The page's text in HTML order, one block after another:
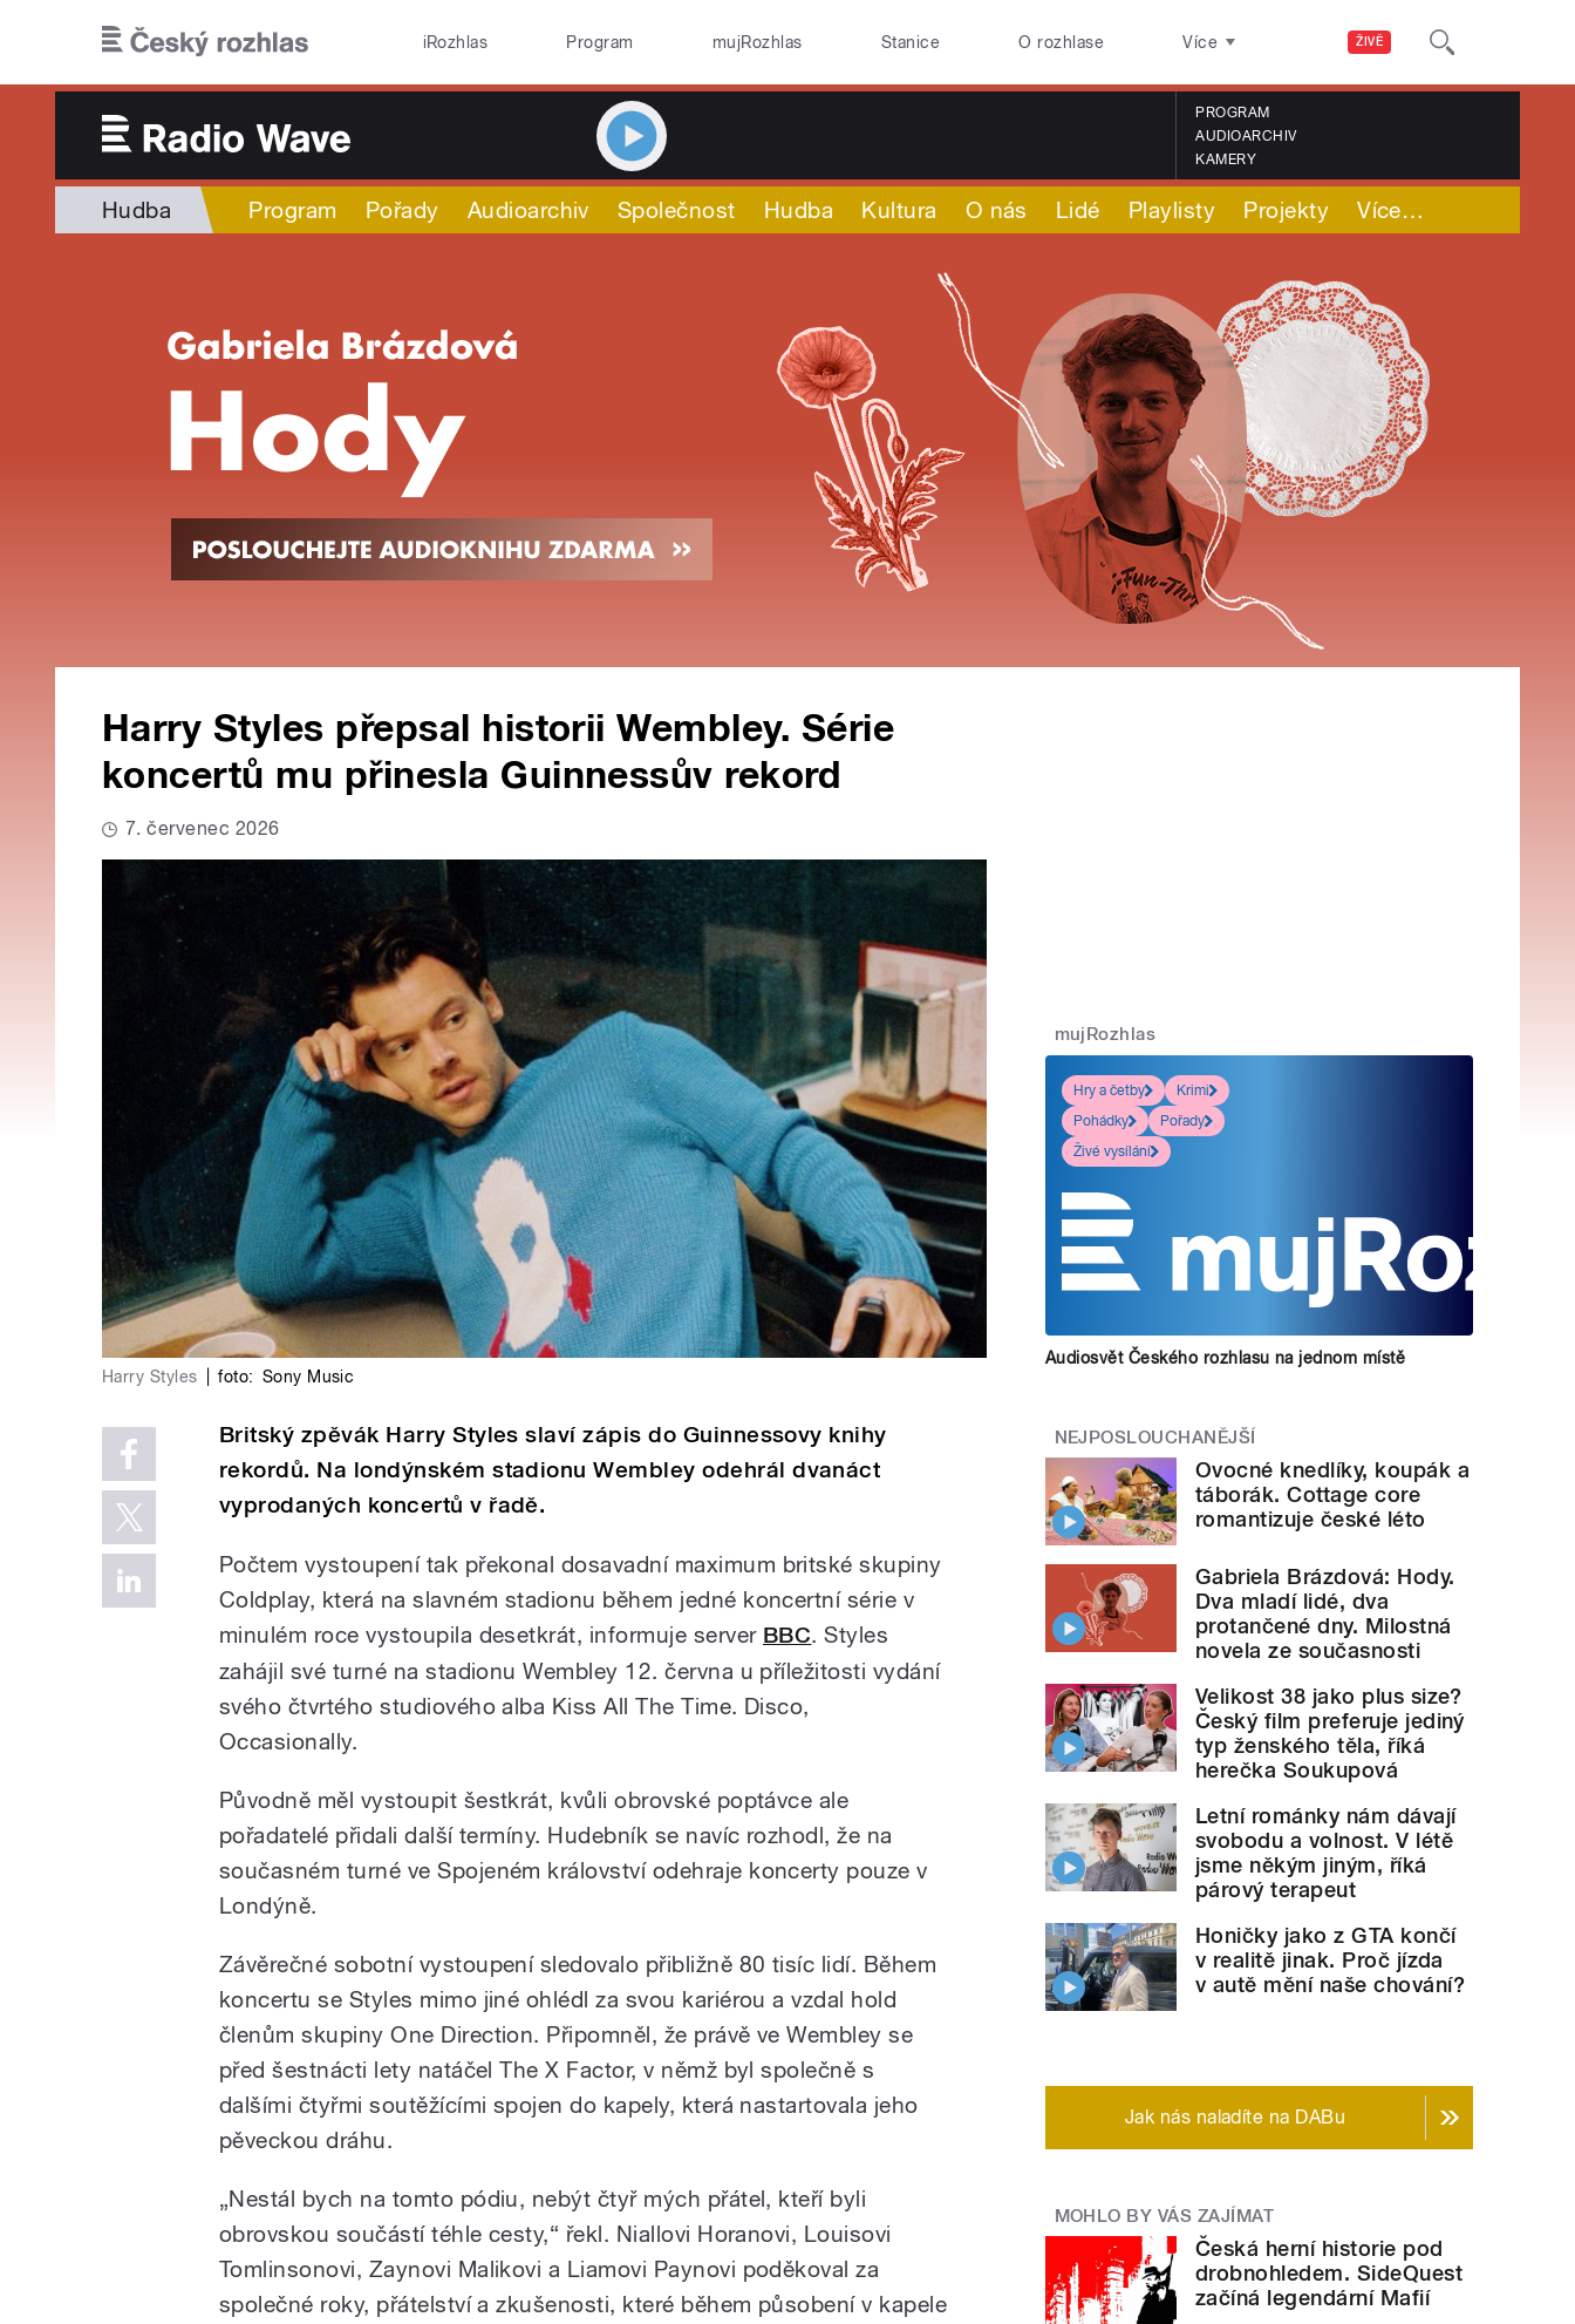
ŽIVĚ
iRozhlas Program mujRozhlas Stanice O rozhlase Více
PROGRAM
AUDIOARCHIV
KAMERY
Hudba Program Pořady Audioarchiv Společnost Hudba Kultura O nás Lidé Playlisty Projekty Více…
Harry Styles přepsal historii Wembley. Série
koncertů mu přinesla Guinnessův rekord
7. červenec 2026
Harry Styles foto: Sony Music
Britský zpěvák Harry Styles slaví zápis do Guinnessovy knihy
rekordů. Na londýnském stadionu Wembley odehrál dvanáct
vyprodaných koncertů v řadě.
Počtem vystoupení tak překonal dosavadní maximum britské skupiny
Coldplay, která na slavném stadionu během jedné koncertní série v
minulém roce vystoupila desetkrát, informuje server BBC. Styles
zahájil své turné na stadionu Wembley 12. června u příležitosti vydání
svého čtvrtého studiového alba Kiss All The Time. Disco,
Occasionally.
Původně měl vystoupit šestkrát, kvůli obrovské poptávce ale
pořadatelé přidali další termíny. Hudebník se navíc rozhodl, že na
současném turné ve Spojeném království odehraje koncerty pouze v
Londýně.
Závěrečné sobotní vystoupení sledovalo přibližně 80 tisíc lidí. Během
koncertu se Styles mimo jiné ohlédl za svou kariérou a vzdal hold
členům skupiny One Direction. Připomněl, že právě ve Wembley se
před šestnácti lety natáčel The X Factor, v němž byl společně s
dalšími čtyřmi soutěžícími spojen do kapely, která nastartovala jeho
pěveckou dráhu.
„Nestál bych na tomto pódiu, nebýt čtyř mých přátel, kteří byli
obrovskou součástí téhle cesty,“ řekl. Niallovi Horanovi, Louisovi
Tomlinsonovi, Zaynovi Malikovi a Liamovi Paynovi poděkoval za
společné roky, přátelství a zkušenosti, které během působení v kapele
mujRozhlas
Hry a četby
Krimi
Pohádky
Pořady
Živé vysílání
Audiosvět Českého rozhlasu na jednom místě
NEJPOSLOUCHANĚJŠÍ
Ovocné knedlíky, koupák a
táborák. Cottage core
romantizuje české léto
Gabriela Brázdová: Hody.
Dva mladí lidé, dva
protančené dny. Milostná
novela ze současnosti
Velikost 38 jako plus size?
Český film preferuje jediný
typ ženského těla, říká
herečka Soukupová
Letní románky nám dávají
svobodu a volnost. V létě
jsme někým jiným, říká
párový terapeut
Honičky jako z GTA končí
v realitě jinak. Proč jízda
v autě mění naše chování?
Jak nás naladíte na DABu
MOHLO BY VÁS ZAJÍMAT
Česká herní historie pod
drobnohledem. SideQuest
začíná legendární Mafií